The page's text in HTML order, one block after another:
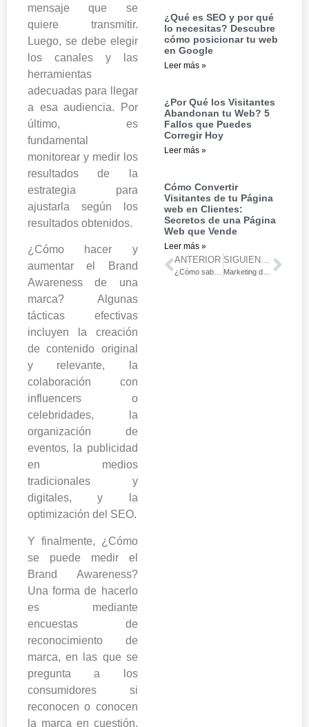
mensaje que se
quiere transmitir.
Luego, se debe elegir
los canales y las
herramientas
adecuadas para llegar
a esa audiencia. Por
último, es
fundamental
monitorear y medir los
resultados de la
estrategia para
ajustarla según los
resultados obtenidos.
¿Cómo hacer y
aumentar el Brand
Awareness de una
marca? Algunas
tácticas efectivas
incluyen la creación
de contenido original
y relevante, la
colaboración con
influencers o
celebridades, la
organización de
eventos, la publicidad
en medios
tradicionales y
digitales, y la
optimización del SEO.
Y finalmente, ¿Cómo
se puede medir el
Brand Awareness?
Una forma de hacerlo
es mediante
encuestas de
reconocimiento de
marca, en las que se
pregunta a los
consumidores si
reconocen o conocen
la marca en cuestión.
¿Qué es SEO y por qué
lo necesitas? Descubre
cómo posicionar tu web
en Google
Leer más »
¿Por Qué los Visitantes
Abandonan tu Web? 5
Fallos que Puedes
Corregir Hoy
Leer más »
Cómo Convertir
Visitantes de tu Página
web en Clientes:
Secretos de una Página
Web que Vende
Leer más »
ANTERIOR
¿Cómo saber si tu campaña de marketing tuvo éxito?
SIGUIENTE